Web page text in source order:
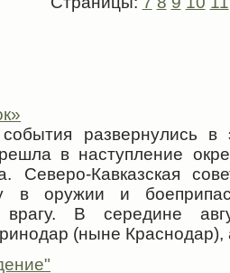
события развернулись
в наступление
Северо-Кавказская
в оружии и
врагу. В середине
(ныне Краснодар),